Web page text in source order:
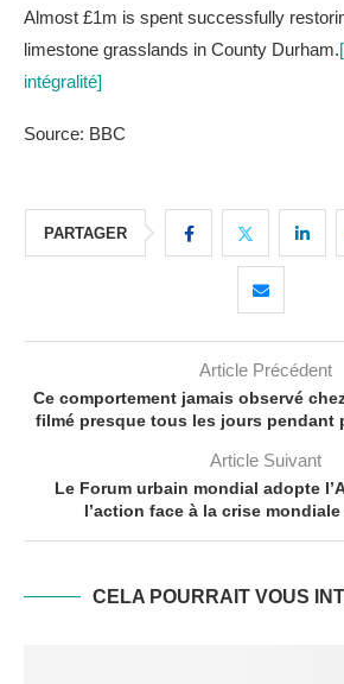
Almost £1m is spent successfully
limestone grasslands in County Durham.
intégralité]
Source: BBC
PARTAGER
Article Précédent
Ce comportement jamais observé
filmé presque tous les jours pendant
Article Suivant
Le Forum urbain mondial adopte
l’action face à la crise
CELA POURRAIT VOUS